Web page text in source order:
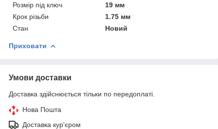
Розмір під ключ
19 мм
Крок різьби
1.75 мм
Стан
Новий
Приховати
Умови доставки
Доставка здійснюється тільки по передоплаті.
Нова Пошта
Доставка кур'єром